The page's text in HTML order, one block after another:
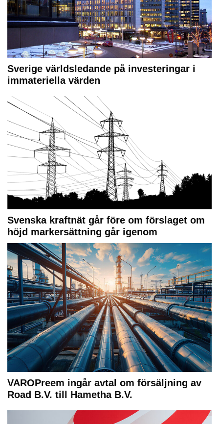
Sverige världsledande på investeringar i
immateriella värden
Svenska kraftnät går före om förslaget om
höjd markersättning går igenom
VAROPreem ingår avtal om försäljning av
Road B.V. till Hametha B.V.